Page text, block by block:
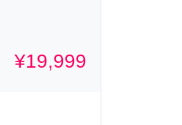
¥19,999